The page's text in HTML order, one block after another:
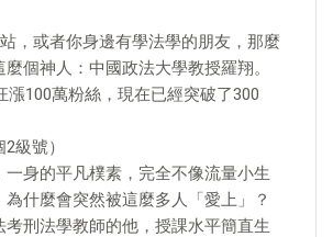
，或者你身邊有學法學的朋友，那麼
個神人：中國政法大學教授羅翔。
漲100萬粉絲，現在已經突破了300
級號）
一身的平凡樸素，完全不像流量小生
什麼會突然被這麼多人「愛上」？
考刑法學教師的他，授課水平簡直生